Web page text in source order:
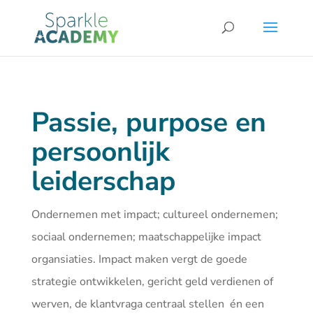
Passie, purpose en
persoonlijk
leiderschap
Ondernemen met impact; cultureel ondernemen;
sociaal ondernemen; maatschappelijke impact
organsiaties. Impact maken vergt de goede
strategie ontwikkelen, gericht geld verdienen of
werven, de klantvraga centraal stellen én een